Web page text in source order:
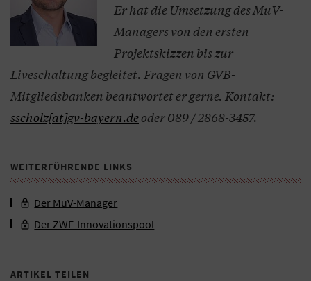
Er hat die Umsetzung des MuV-
Managers von den ersten
Projektskizzen bis zur
Liveschaltung begleitet. Fragen von GVB-
Mitgliedsbanken beantwortet er gerne. Kontakt:
sscholz[at]gv-bayern.deoder 089 / 2868-3457.
WEITERFÜHRENDE LINKS
Der MuV-Manager
Der ZWF-Innovationspool
ARTIKEL TEILEN